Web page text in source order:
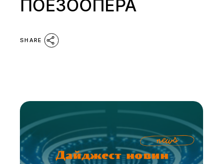
ПОЕЗООПЕРА
SHARE